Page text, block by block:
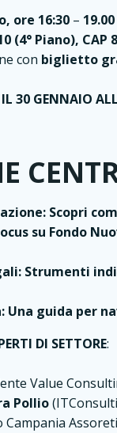
ore 16:30 – 19.00
(4° Piano), CAP
con biglietto
30 GENNAIO
Scopri
su Fondo
Strumenti
guida per
DI SETTORE:
Value
Pollio
Campania